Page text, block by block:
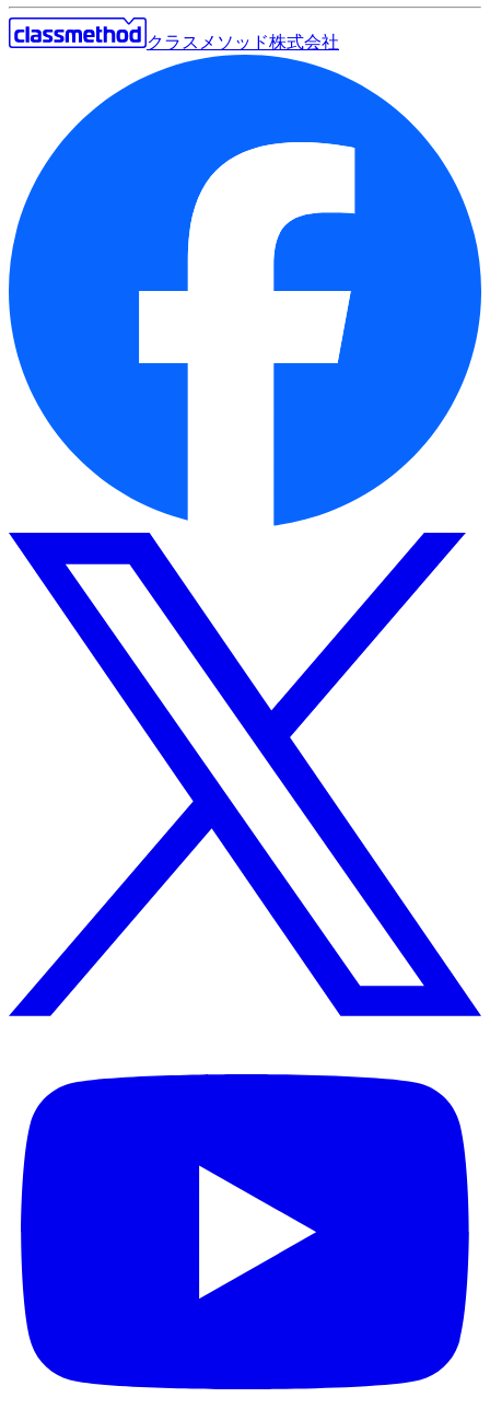
クラスメソッド株式会社